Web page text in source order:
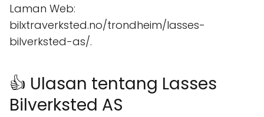
Laman Web:
bilxtraverksted.no/trondheim/lasses-
bilverksted-as/.
👍 Ulasan tentang Lasses
Bilverksted AS